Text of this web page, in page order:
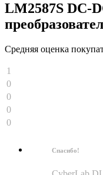
LM2587S DC-
Средняя оценка
1
0
0
0
0
Спасибо!